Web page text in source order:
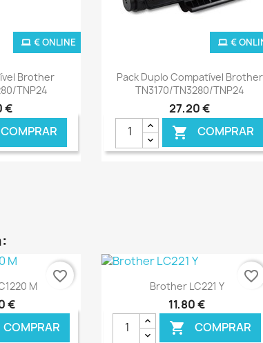
Brother
TNP24
€
COMPRAR
€ ONLINE
Ver+
Pack Duplo Compatível Brother
TN3170/TN3280/TNP24
27,20 €
 COMPRAR
€
M
€
COMPRAR
favorite_border Ver+
Brother LC221 Y
11,80 €
 COMPRAR
favorite_border